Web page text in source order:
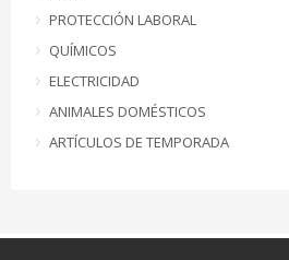
PROTECCIÓN LABORAL
QUÍMICOS
ELECTRICIDAD
ANIMALES DOMÉSTICOS
ARTÍCULOS DE TEMPORADA